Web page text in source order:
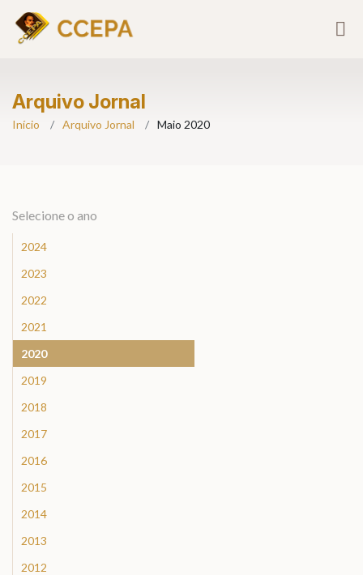
Arquivo Jornal
Início Arquivo Jornal Maio 2020
Selecione o ano
2024
2023
2022
2021
2020
2019
2018
2017
2016
2015
2014
2013
2012